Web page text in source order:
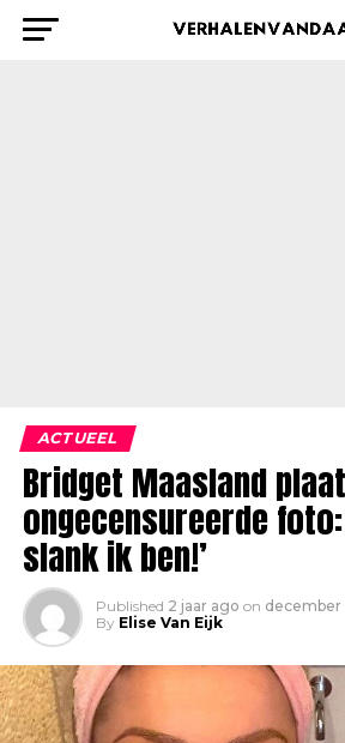
ACTUEEL
Bridget Maasland
ongecensureerde
slank ik ben!’
Published 2 jaar ago on december
By Elise Van Eijk